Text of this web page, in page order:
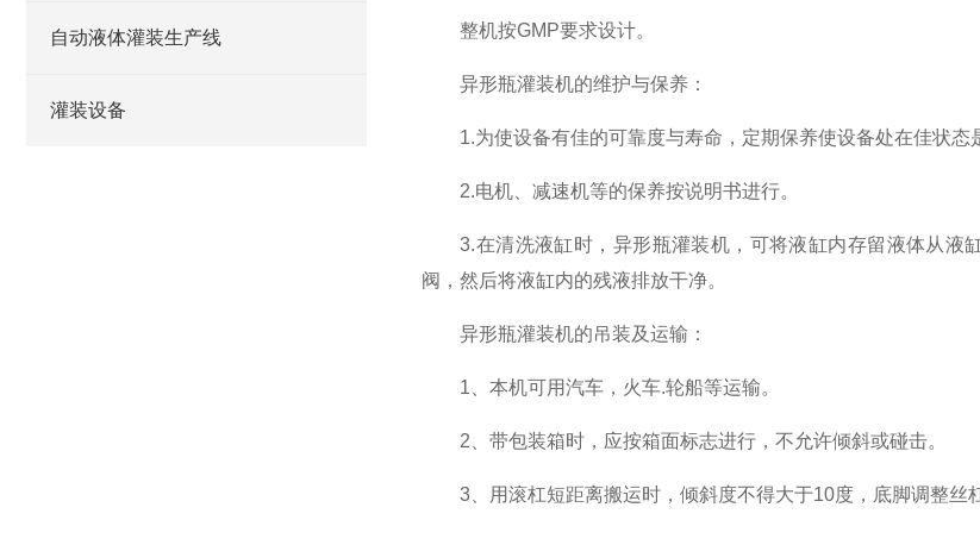
自动液体灌装生产线
灌装设备
整机按GMP要求设计。
异形瓶灌装机的维护与保养：
1.为使设备有佳的可靠度与寿命，定期保养使设备处在佳状态
2.电机、减速机等的保养按说明书进行。
3.在清洗液缸时，异形瓶灌装机，可将液缸内存留液体从液
阀，然后将液缸内的残液排放干净。
异形瓶灌装机的吊装及运输：
1、本机可用汽车，火车.轮船等运输。
2、带包装箱时，应按箱面标志进行，不允许倾斜或碰击。
3、用滚杠短距离搬运时，倾斜度不得大于10度，底脚调整丝杠